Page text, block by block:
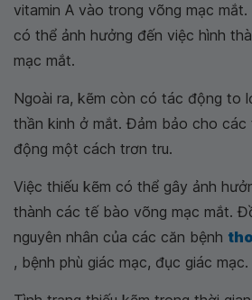
vitamin A vào trong võng mạc
có thể ảnh hưởng đến việc hình
mạc mắt.
Ngoài ra, kẽm còn có tác động to
thần kinh ở mắt. Đảm bảo cho
động một cách trơn tru.
Việc thiếu kẽm có thể gây ảnh
thành các tế bào võng mạc mắt.
nguyên nhân của các căn bệnh
, bệnh phù giác mạc, đục giác mạc.